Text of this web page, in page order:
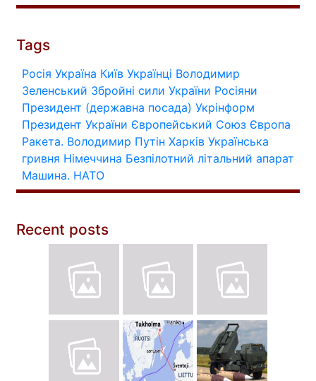
Tags
Росія Україна Київ Українці Володимир
Зеленський Збройні сили України Росіяни
Президент (державна посада) Укрінформ
Президент України Європейський Союз Європа
Ракета. Володимир Путін Харків Українська
гривня Німеччина Безпілотний літальний апарат
Машина. НАТО
Recent posts